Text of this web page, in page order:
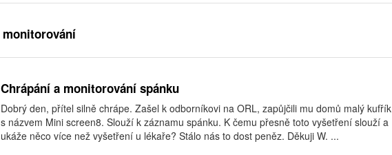
monitorování
Chrápání a monitorování spánku
Dobrý den, přítel silně chrápe. Zašel k odborníkovi na ORL, zapůjčili mu domů malý kufřík
s názvem Mini screen8. Slouží k záznamu spánku. K čemu přesně toto vyšetření slouží a
ukáže něco více než vyšetření u lékaře? Stálo nás to dost peněz. Děkuji W. ...